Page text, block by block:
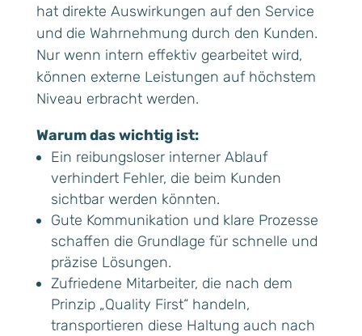
hat direkte Auswirkungen auf den Service
und die Wahrnehmung durch den Kunden.
Nur wenn intern effektiv gearbeitet wird,
können externe Leistungen auf höchstem
Niveau erbracht werden.
Warum das wichtig ist:
Ein reibungsloser interner Ablauf
verhindert Fehler, die beim Kunden
sichtbar werden könnten.
Gute Kommunikation und klare Prozesse
schaffen die Grundlage für schnelle und
präzise Lösungen.
Zufriedene Mitarbeiter, die nach dem
Prinzip „Quality First“ handeln,
transportieren diese Haltung auch nach